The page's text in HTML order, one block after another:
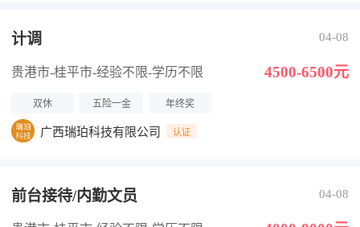
计调 04-08
贵港市-桂平市-经验不限-学历不限 4500-6500元
双休 五险一金 年终奖
广西瑞珀科技有限公司 认证
前台接待/内勤文员 04-08